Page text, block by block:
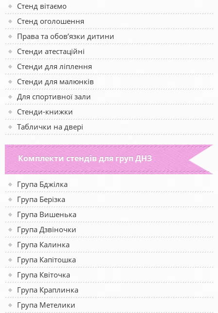
Стенд вітаємо
Стенд оголошення
Права та обов’язки дитини
Стенди атестаційні
Стенди для ліплення
Стенди для малюнків
Для спортивної зали
Стенди-книжки
Таблички на двері
Комплекти стендів для груп ДНЗ
Група Бджілка
Група Берізка
Група Вишенька
Група Дзвіночки
Група Калинка
Група Капітошка
Група Квіточка
Група Краплинка
Група Метелики